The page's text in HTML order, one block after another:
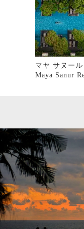
マヤ サヌール リゾート
Maya Sanur Resort &